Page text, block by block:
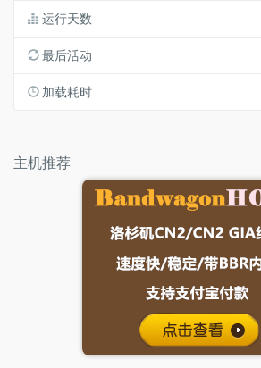
运行天数
最后活动
加载耗时
主机推荐